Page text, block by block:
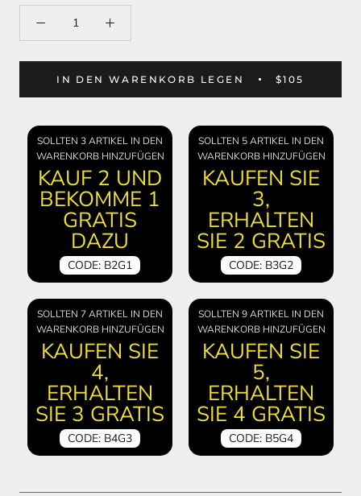
IN DEN WARENKORB LEGEN $105
SOLLTEN 3 ARTIKEL IN DEN
WARENKORB HINZUFÜGEN
KAUF 2 UND
BEKOMME 1
GRATIS
DAZU
CODE: B2G1
SOLLTEN 5 ARTIKEL IN DEN
WARENKORB HINZUFÜGEN
KAUFEN SIE
3,
ERHALTEN
SIE 2 GRATIS
CODE: B3G2
SOLLTEN 7 ARTIKEL IN DEN
WARENKORB HINZUFÜGEN
KAUFEN SIE
4,
ERHALTEN
SIE 3 GRATIS
CODE: B4G3
SOLLTEN 9 ARTIKEL IN DEN
WARENKORB HINZUFÜGEN
KAUFEN SIE
5,
ERHALTEN
SIE 4 GRATIS
CODE: B5G4